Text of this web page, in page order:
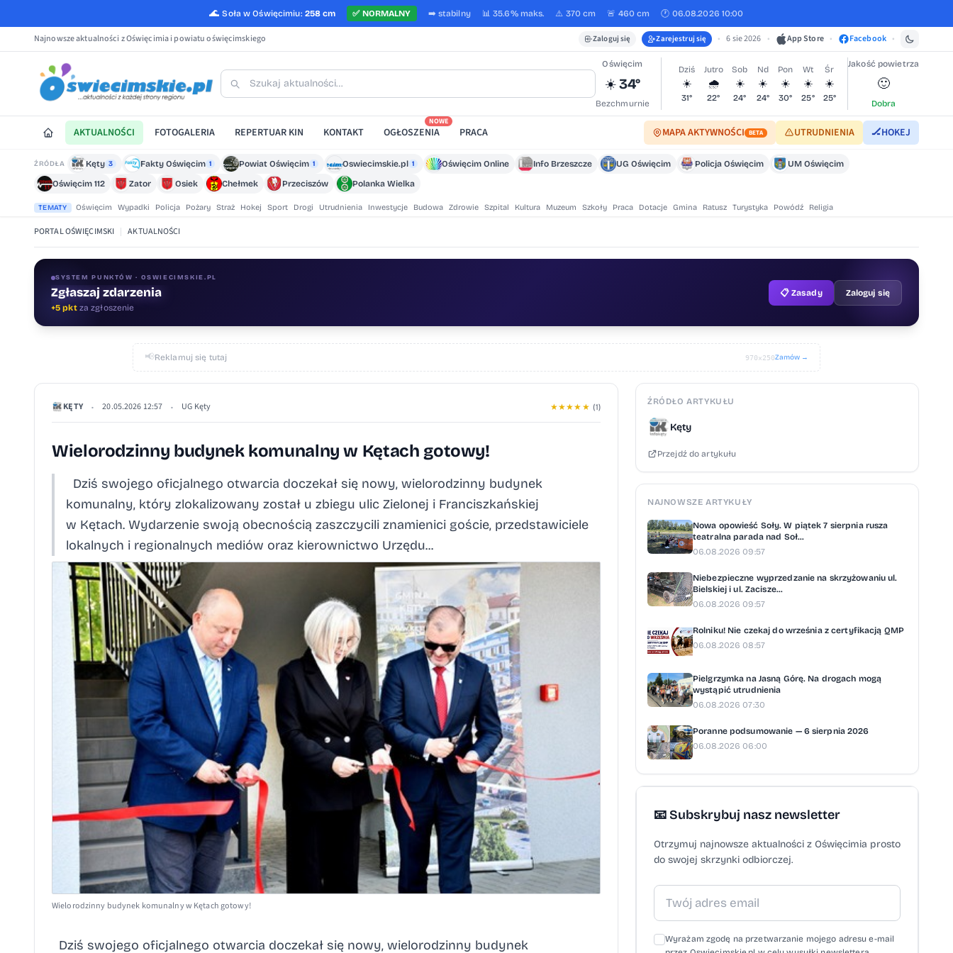
🌊 Soła w Oświęcimiu: 258 cm ✅ NORMALNY ➡️ stabilny 📊 35.6% maks. ⚠️ 370 cm 🚨 460 cm 🕐 06.08.2026 10:00
Najnowsze aktualności z Oświęcimia i powiatu oświęcimskiego Zaloguj się Zarejestruj się • 6 sie 2026 • App Store • Facebook •
Oświęcim
☀️34°
Bezchmurnie
Dziś
☀️
31°
Jutro
🌧️
22°
Sob
☀️
24°
Nd
☀️
24°
Pon
☀️
30°
Wt
☀️
25°
Śr
☀️
25°
Jakość powietrza
🙂
Dobra
AKTUALNOŚCI FOTOGALERIA REPERTUAR KIN KONTAKT OGŁOSZENIA
NOWE
PRACA MAPA AKTYWNOŚCI BETA UTRUDNIENIA 🏒HOKEJ
ŹRÓDŁA Kęty 3 Fakty Oświęcim 1 Powiat Oświęcim 1 Oswiecimskie.pl 1 Oświęcim Online Info Brzeszcze UG Oświęcim Policja Oświęcim
UM Oświęcim
Oświęcim 112
Zator Osiek Chełmek Przeciszów Polanka Wielka
TEMATY Oświęcim Wypadki Policja Pożary Straż Hokej Sport Drogi Utrudnienia Inwestycje Budowa Zdrowie Szpital Kultura Muzeum Szkoły Praca Dotacje Gmina Ratusz Turystyka Powódź Religia
PORTAL OŚWIĘCIMSKI | AKTUALNOŚCI
SYSTEM PUNKTÓW · OSWIECIMSKIE.PL
Oceniaj treści
+1 pktza ocenę
📋 Zasady Zaloguj się
📢Reklamuj się tutaj 970×250Zamów →
KĘTY • 20.05.2026 12:57 • UG Kęty ★★★★ ★ (1)
Wielorodzinny budynek komunalny w Kętach gotowy!
Dziś swojego oficjalnego otwarcia doczekał się nowy, wielorodzinny budynek
komunalny, który zlokalizowany został u zbiegu ulic Zielonej i Franciszkańskiej
w Kętach. Wydarzenie swoją obecnością zaszczycili znamienici goście, przedstawiciele
lokalnych i regionalnych mediów oraz kierownictwo Urzędu...
Wielorodzinny budynek komunalny w Kętach gotowy!
Dziś swojego oficjalnego otwarcia doczekał się nowy, wielorodzinny budynek
ŹRÓDŁO ARTYKUŁU
Kęty
Przejdź do artykułu
NAJNOWSZE ARTYKUŁY
Nowa opowieść Soły. W piątek 7 sierpnia rusza
teatralna parada nad Soł...
06.08.2026 09:57
Niebezpieczne wyprzedzanie na skrzyżowaniu ul.
Bielskiej i ul. Zacisze...
06.08.2026 09:57
Rolniku! Nie czekaj do września z certyfikacją QMP
06.08.2026 08:57
Pielgrzymka na Jasną Górę. Na drogach mogą
wystąpić utrudnienia
06.08.2026 07:30
Poranne podsumowanie — 6 sierpnia 2026
06.08.2026 06:00
📧 Subskrybuj nasz newsletter
Otrzymuj najnowsze aktualności z Oświęcimia prosto
do swojej skrzynki odbiorczej.
Wyrażam zgodę na przetwarzanie mojego adresu e-mail